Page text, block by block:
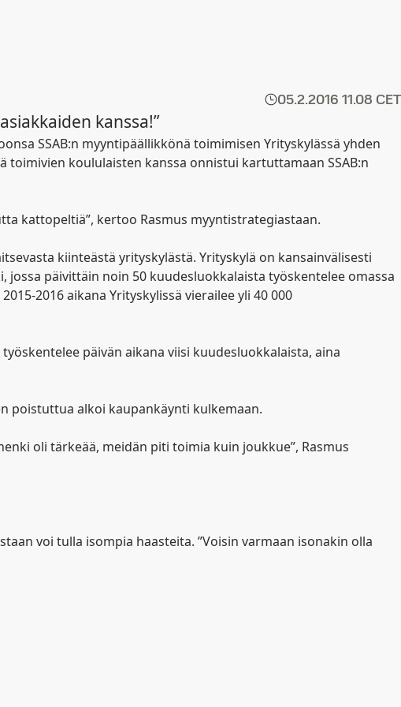
05.2.2016 11.08 CET
kanssa!”
SSAB:n myyntipäällikkönä toimimisen Yrityskylässä yhden
toimivien koululaisten kanssa onnistui kartuttamaan SSAB:n
kattopeltiä”, kertoo Rasmus myyntistrategiastaan.
kiinteästä yrityskylästä. Yrityskylä on kansainvälisesti
päivittäin noin 50 kuudesluokkalaista työskentelee omassa
2016 aikana Yrityskylissä vierailee yli 40 000
päivän aikana viisi kuudesluokkalaista, aina
poistuttua alkoi kaupankäynti kulkemaan.
oli tärkeää, meidän piti toimia kuin joukkue”, Rasmus
voi tulla isompia haasteita. ”Voisin varmaan isonakin olla